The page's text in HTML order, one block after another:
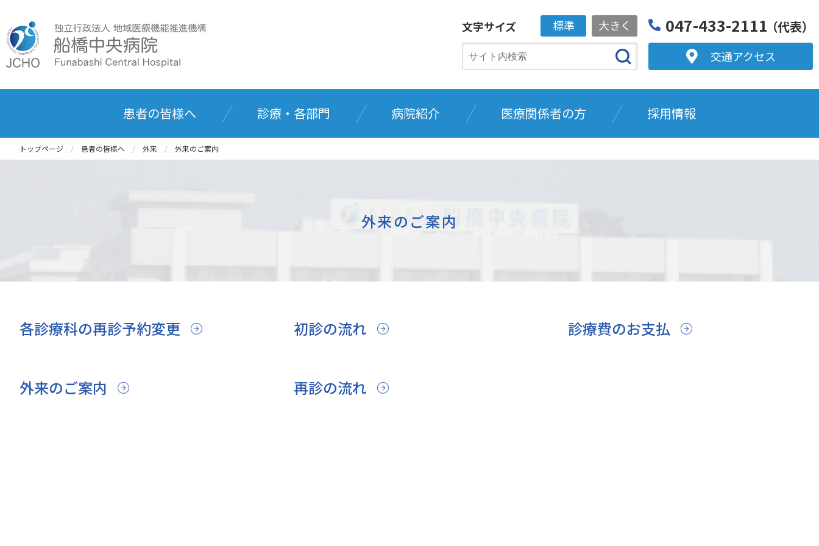
文字サイズ 標準 大きく 047-433-2111 （代表）
交通アクセス
患者の皆様へ 診療・各部門 病院紹介 医療関係者の方 採用情報
トップページ 患者の皆様へ 外来 外来のご案内
外来のご案内
各診療科の再診予約変更
外来のご案内
初診の流れ
再診の流れ
診療費のお支払